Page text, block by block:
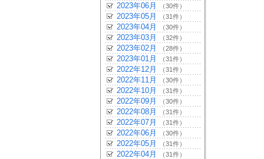
2023年06月 （30件）
2023年05月 （31件）
2023年04月 （30件）
2023年03月 （32件）
2023年02月 （28件）
2023年01月 （31件）
2022年12月 （31件）
2022年11月 （30件）
2022年10月 （31件）
2022年09月 （30件）
2022年08月 （31件）
2022年07月 （31件）
2022年06月 （30件）
2022年05月 （31件）
2022年04月 （31件）